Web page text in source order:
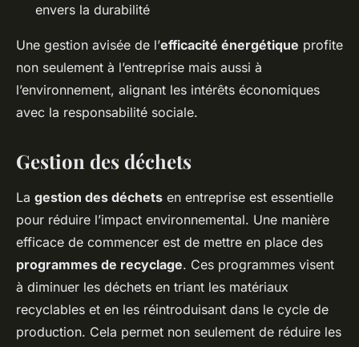
envers la durabilité
Une gestion avisée de l’efficacité énergétique profite
non seulement à l’entreprise mais aussi à
l’environnement, alignant les intérêts économiques
avec la responsabilité sociale.
Gestion des déchets
La gestion des déchets en entreprise est essentielle
pour réduire l’impact environnemental. Une manière
efficace de commencer est de mettre en place des
programmes de recyclage. Ces programmes visent
à diminuer les déchets en triant les matériaux
recyclables et en les réintroduisant dans le cycle de
production. Cela permet non seulement de réduire les